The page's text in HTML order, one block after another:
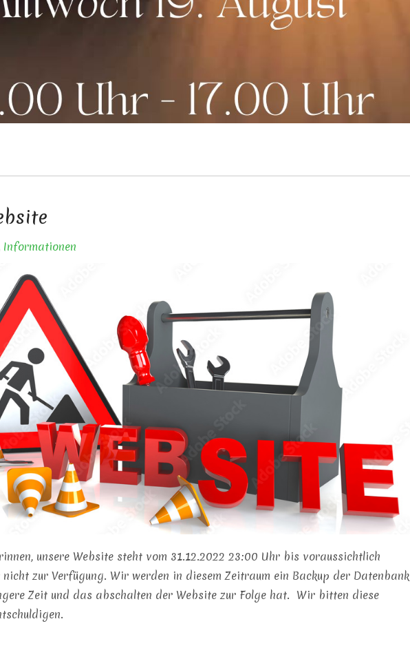
Informationen
unsere Website steht vom 31.12.2022 23:00 Uhr bis voraussichtlich
zur Verfügung. Wir werden in diesem Zeitraum ein Backup der Datenbank
Zeit und das abschalten der Website zur Folge hat. Wir bitten diese